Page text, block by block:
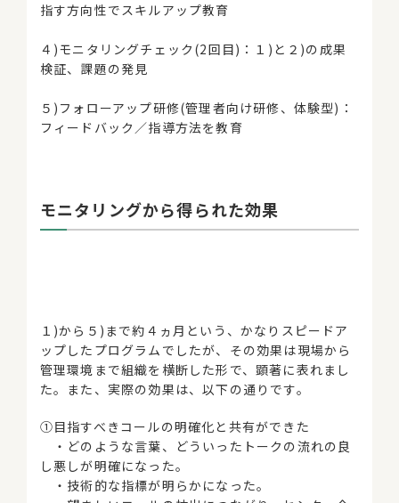
指す方向性でスキルアップ教育
４)モニタリングチェック(2回目)：１)と２)の成果
検証、課題の発見
５)フォローアップ研修(管理者向け研修、体験型)：
フィードバック／指導方法を教育
モニタリングから得られた効果
１)から５)まで約４ヵ月という、かなりスピードア
ップしたプログラムでしたが、その効果は現場から
管理環境まで組織を横断した形で、顕著に表れまし
た。また、実際の効果は、以下の通りです。
①目指すべきコールの明確化と共有ができた
・どのような言葉、どういったトークの流れの良
し悪しが明確になった。
・技術的な指標が明らかになった。